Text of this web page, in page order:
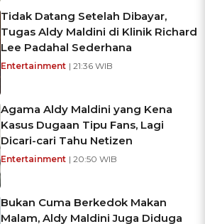
Tidak Datang Setelah Dibayar,
Tugas Aldy Maldini di Klinik Richard
Lee Padahal Sederhana
Entertainment | 21:36 WIB
Agama Aldy Maldini yang Kena
Kasus Dugaan Tipu Fans, Lagi
Dicari-cari Tahu Netizen
Entertainment | 20:50 WIB
Bukan Cuma Berkedok Makan
Malam, Aldy Maldini Juga Diduga